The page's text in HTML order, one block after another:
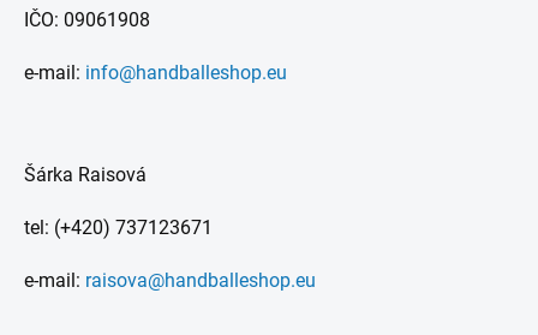
IČO: 09061908
e-mail: info@handballeshop.eu
Šárka Raisová
tel: (+420) 737123671
e-mail: raisova@handballeshop.eu